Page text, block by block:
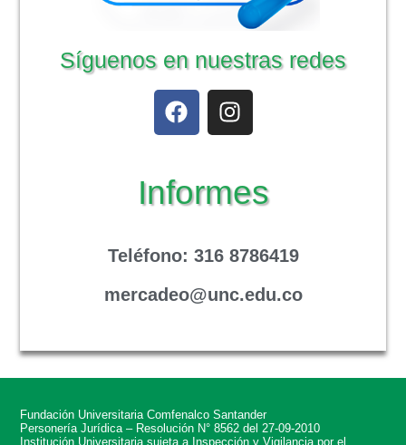
Síguenos en nuestras redes
Informes
Teléfono: 316 8786419
mercadeo@unc.edu.co
Fundación Universitaria Comfenalco Santander
Personería Jurídica – Resolución N° 8562 del 27-09-2010
Institución Universitaria sujeta a Inspección y Vigilancia por el